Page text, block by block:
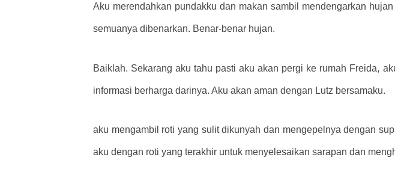
Aku merendahkan pundakku dan makan sambil mendengarkan
semuanya dibenarkan. Benar-benar hujan.
Baiklah. Sekarang aku tahu pasti aku akan pergi ke rumah Freida,
informasi berharga darinya. Aku akan aman dengan Lutz bersamaku.
aku mengambil roti yang sulit dikunyah dan mengepelnya dengan
aku dengan roti yang terakhir untuk menyelesaikan sarapan dan